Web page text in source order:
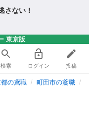
さない！
東京版
検索 ログイン 投稿
の鳶職 町田市の鳶職